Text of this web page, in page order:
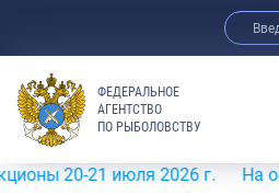
ФЕДЕРАЛЬНОЕ
АГЕНТСТВО
ПО РЫБОЛОВСТВУ
21 июля 2026 г. На